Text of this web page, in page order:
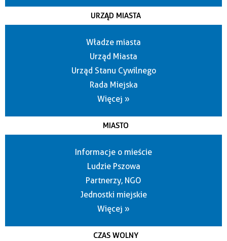
URZĄD MIASTA
Władze miasta
Urząd Miasta
Urząd Stanu Cywilnego
Rada Miejska
Więcej »
MIASTO
Informacje o mieście
Ludzie Pszowa
Partnerzy, NGO
Jednostki miejskie
Więcej »
CZAS WOLNY